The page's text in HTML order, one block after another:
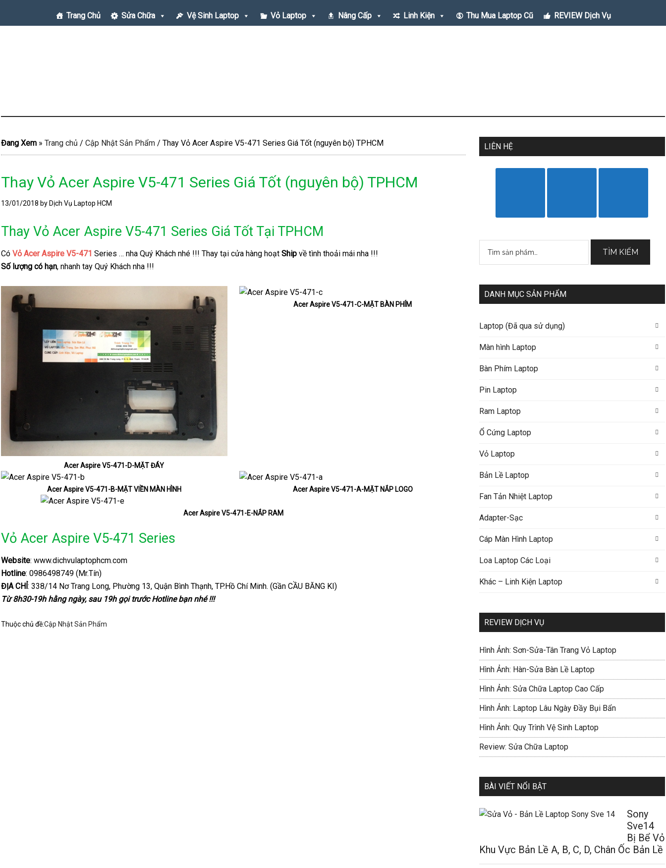
Trang Chủ Sửa Chữa Vệ Sinh Laptop Vỏ Laptop Nâng Cấp Linh Kiện Thu Mua Laptop Cũ REVIEW Dịch Vụ
Đang Xem » Trang chủ / Cập Nhật Sản Phẩm / Thay Vỏ Acer Aspire V5-471 Series Giá Tốt (nguyên bộ) TPHCM
Thay Vỏ Acer Aspire V5-471 Series Giá Tốt (nguyên bộ) TPHCM
13/01/2018 by Dịch Vụ Laptop HCM
Thay Vỏ Acer Aspire V5-471 Series Giá Tốt Tại TPHCM
Có Vỏ Acer Aspire V5-471 Series … nha Quý Khách nhé !!! Thay tại cửa hàng hoạt Ship về tình thoải mái nha !!!
Số lượng có hạn, nhanh tay Quý Khách nha !!!
Acer Aspire V5-471-D-MẶT ĐÁY
Acer Aspire V5-471-C-MẶT BÀN PHÍM
Acer Aspire V5-471-B-MẶT VIỀN MÀN HÌNH Acer Aspire V5-471-A-MẶT NẮP LOGO
Acer Aspire V5-471-E-NẮP RAM
Vỏ Acer Aspire V5-471 Series
Website: www.dichvulaptophcm.com
Hotline: 0986498749 (Mr.Tín)
ĐỊA CHỈ: 338/14 Nơ Trang Long, Phường 13, Quận Bình Thạnh, TP.Hồ Chí Minh. (Gần CẦU BĂNG KI)
Từ 8h30-19h hằng ngày, sau 19h gọi trước Hotline bạn nhé !!!
Thuộc chủ đề:Cập Nhật Sản Phẩm
LIÊN HỆ
kiếm:
TÌM KIẾM
DANH MỤC SẢN PHẨM
Laptop (Đã qua sử dụng)
Màn hình Laptop
Bàn Phím Laptop
Pin Laptop
Ram Laptop
Ổ Cứng Laptop
Vỏ Laptop
Bản Lề Laptop
Fan Tản Nhiệt Laptop
Adapter-Sạc
Cáp Màn Hình Laptop
Loa Laptop Các Loại
Khác – Linh Kiện Laptop
REVIEW DỊCH VỤ
Hình Ảnh: Sơn-Sửa-Tân Trang Vỏ Laptop
Hình Ảnh: Hàn-Sửa Bàn Lề Laptop
Hình Ảnh: Sửa Chữa Laptop Cao Cấp
Hình Ảnh: Laptop Lâu Ngày Đầy Bụi Bẩn
Hình Ảnh: Quy Trình Vệ Sinh Laptop
Review: Sửa Chữa Laptop
BÀI VIẾT NỔI BẬT
Sony
Sve14
Bị Bể Vỏ
Khu Vực Bản Lề A, B, C, D, Chân Ốc Bản Lề